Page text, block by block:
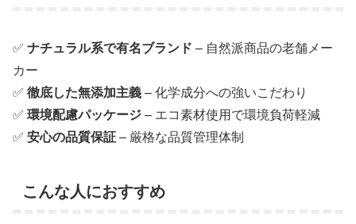
✅ ナチュラル系で有名ブランド – 自然派商品の老舗メー
カー
✅ 徹底した無添加主義– 化学成分への強いこだわり
✅ 環境配慮パッケージ– エコ素材使用で環境負荷軽減
✅ 安心の品質保証– 厳格な品質管理体制
こんな人におすすめ